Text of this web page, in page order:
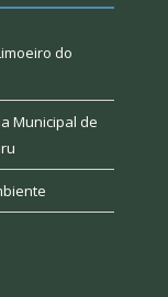
do
Municipal de